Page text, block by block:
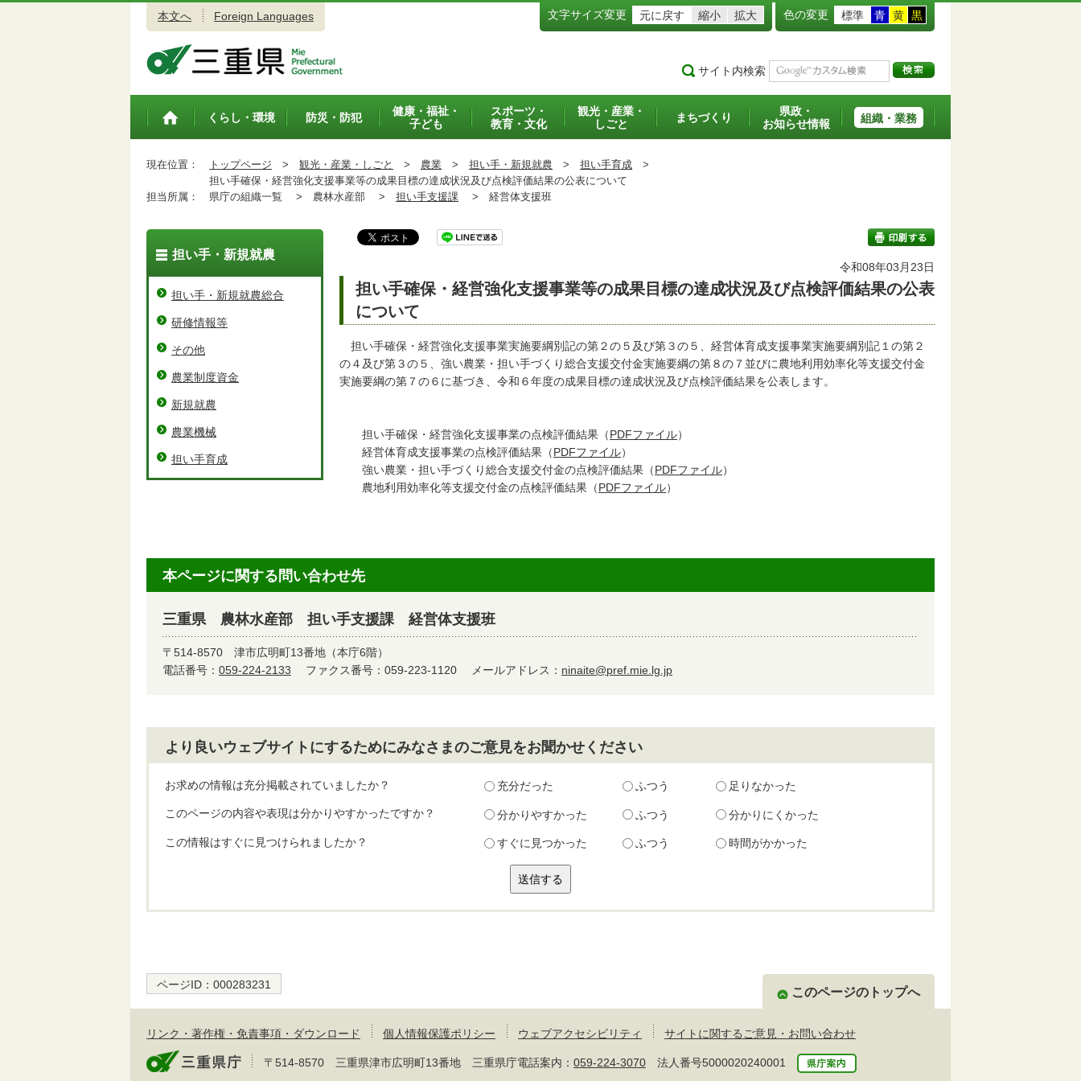
本文へ Foreign Languages 文字サイズ変更 元に戻す 縮小 拡大 色の変更 標準 青 黄 黒
サイト内検索
トップペ
くらし・環境 防災・防犯
健康・福祉・
子ども
スポーツ・
教育・文化
観光・産業・
しごと
まちづくり
県政・
お知らせ情報
組織・業務
現在位置： トップページ > 観光・産業・しごと > 農業 > 担い手・新規就農 > 担い手育成 >
担い手確保・経営強化支援事業等の成果目標の達成状況及び点検評価結果の公表について
担当所属：
県庁の組織一覧 > 農林水産部 > 担い手支援課 > 経営体支援班
令和08年03月23日
担い手確保・経営強化支援事業等の成果目標の達成状況及び点検評価結果の公表
について
担い手確保・経営強化支援事業実施要綱別記の第２の５及び第３の５、経営体育成支援事業実施要綱別記１の第２
の４及び第３の５、強い農業・担い手づくり総合支援交付金実施要綱の第８の７並びに農地利用効率化等支援交付金
実施要綱の第７の６に基づき、令和６年度の成果目標の達成状況及び点検評価結果を公表します。
担い手確保・経営強化支援事業の点検評価結果（PDFファイル）
経営体育成支援事業の点検評価結果（PDFファイル）
強い農業・担い手づくり総合支援交付金の点検評価結果（PDFファイル）
農地利用効率化等支援交付金の点検評価結果（PDFファイル）
担い手・新規就農
担い手・新規就農総合
研修情報等
その他
農業制度資金
新規就農
農業機械
担い手育成
本ページに関する問い合わせ先
三重県 農林水産部 担い手支援課 経営体支援班
〒514-8570 津市広明町13番地（本庁6階）
電話番号： 059-224-2133 ファクス番号：059-223-1120 メールアドレス： ninaite@pref.mie.lg.jp
より良いウェブサイトにするためにみなさまのご意見をお聞かせください
お求めの情報は充分掲載されていましたか？ 充分だった ふつう 足りなかった
このページの内容や表現は分かりやすかったですか？ 分かりやすかった ふつう 分かりにくかった
この情報はすぐに見つけられましたか？ すぐに見つかった ふつう 時間がかかった
ページID： 000283231
このページのトップへ
リンク・著作権・免責事項・ダウンロード 個人情報保護ポリシー ウェブアクセシビリティ サイトに関するご意見・お問い合わせ
〒514-8570 三重県津市広明町13番地 三重県庁電話案内： 059-224-3070 法人番号5000020240001